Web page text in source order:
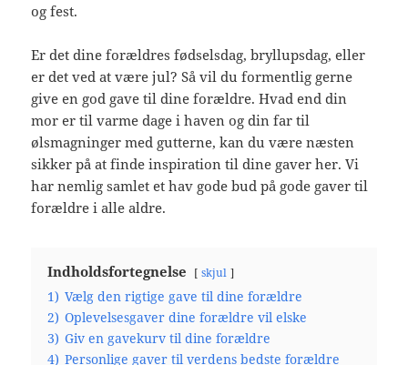
og fest.
Er det dine forældres fødselsdag, bryllupsdag, eller
er det ved at være jul? Så vil du formentlig gerne
give en god gave til dine forældre. Hvad end din
mor er til varme dage i haven og din far til
ølsmagninger med gutterne, kan du være næsten
sikker på at finde inspiration til dine gaver her. Vi
har nemlig samlet et hav gode bud på gode gaver til
forældre i alle aldre.
Indholdsfortegnelse skjul
1) Vælg den rigtige gave til dine forældre
2) Oplevelsesgaver dine forældre vil elske
3) Giv en gavekurv til dine forældre
4) Personlige gaver til verdens bedste forældre